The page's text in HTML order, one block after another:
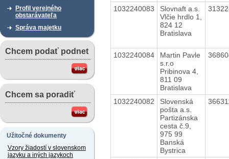
Profil verejného
obstarávateľa
Správa majetku
Chcem podať podnet
Chcem sa poradiť
Užitočné dokumenty
Vzory žiadostí v slovenskom
jazyku a iných jazykoch
1032240083
Slovnaft a.s.
Vlčie hrdlo 1,
824 12
Bratislava
1032240084
Martin Pavle
s.r.o
Pribinova 4,
811 09
Bratislava
1032240082
Slovenská
pošta a.s.
Partizánska
cesta č.9,
975 99
Banská
Bystrica